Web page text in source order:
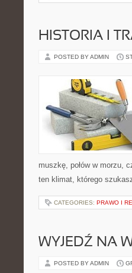
HISTORIA I
POSTED BY ADMIN
muszkę, połów w morzu,
ten klimat, którego
CATEGORIES: PRAWO I
WYJEDŹ NA
POSTED BY ADMIN